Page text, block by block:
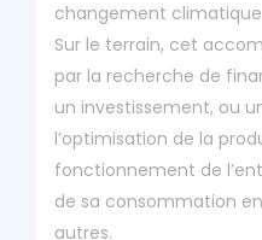
changement
Sur le terrain, cet
par la recherche de
un investissement, ou
l’optimisation de la
fonctionnement de
de sa consommation
autres.